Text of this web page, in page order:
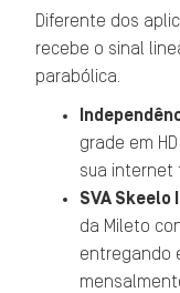
Diferente dos
recebe o sinal
parabólica.
grade em
sua internet
SVA Skeelo
da Mileto
entregando